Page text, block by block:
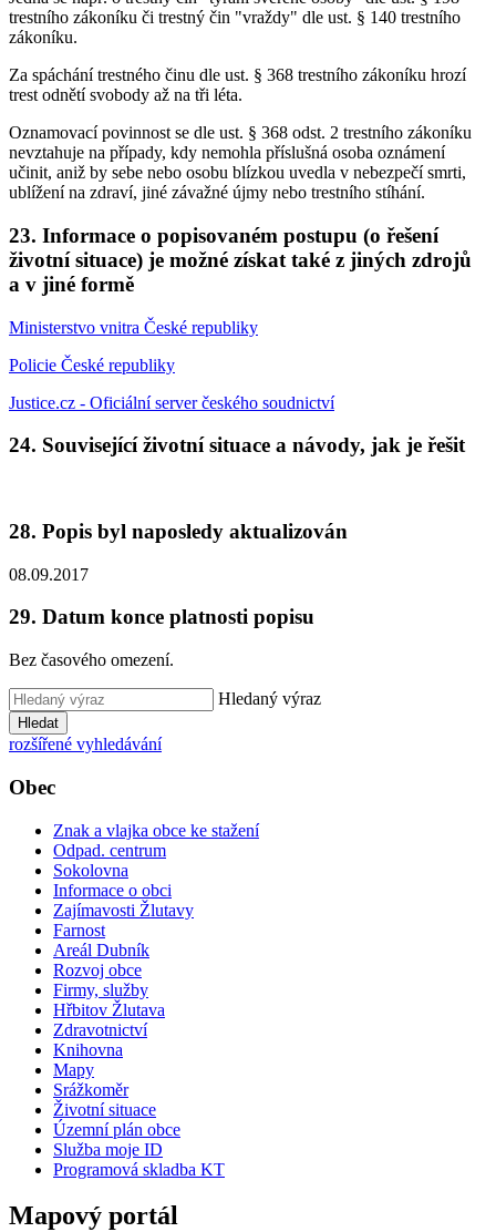
trestního zákoníku či trestný čin "vraždy" dle ust. § 140 trestního
zákoníku.
Za spáchání trestného činu dle ust. § 368 trestního zákoníku hrozí
trest odnětí svobody až na tři léta.
Oznamovací povinnost se dle ust. § 368 odst. 2 trestního zákoníku
nevztahuje na případy, kdy nemohla příslušná osoba oznámení
učinit, aniž by sebe nebo osobu blízkou uvedla v nebezpečí smrti,
ublížení na zdraví, jiné závažné újmy nebo trestního stíhání.
23. Informace o popisovaném postupu (o řešení
životní situace) je možné získat také z jiných zdrojů
a v jiné formě
Ministerstvo vnitra České republiky
Policie České republiky
Justice.cz - Oficiální server českého soudnictví
24. Související životní situace a návody, jak je řešit
28. Popis byl naposledy aktualizován
08.09.2017
29. Datum konce platnosti popisu
Bez časového omezení.
Hledaný výraz
Hledat
rozšířené vyhledávání
Obec
Znak a vlajka obce ke stažení
Odpad. centrum
Sokolovna
Informace o obci
Zajímavosti Žlutavy
Farnost
Areál Dubník
Rozvoj obce
Firmy, služby
Hřbitov Žlutava
Zdravotnictví
Knihovna
Mapy
Srážkoměr
Životní situace
Územní plán obce
Služba moje ID
Programová skladba KT
Mapový portál